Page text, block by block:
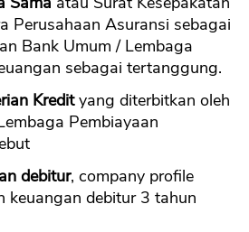
Perusahaan Asuransi sebagai
Bank Umum / Lembaga
sebagai tertanggung.
Kredityang diterbitkan oleh
Pembiayaan
debitur, company profile
keuangan debitur 3 tahun